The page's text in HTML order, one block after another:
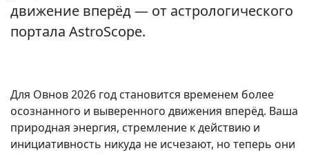
движение вперёд — от астрологического
портала AstroScope.
Для Овнов 2026 год становится временем более
осознанного и выверенного движения вперёд. Ваша
природная энергия, стремление к действию и
инициативность никуда не исчезают, но теперь они